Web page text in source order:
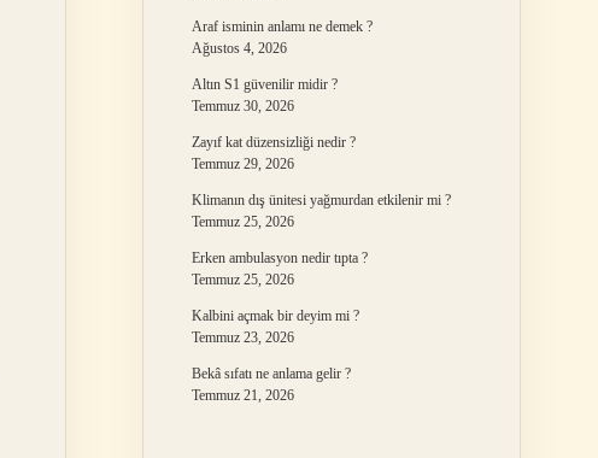
Araf isminin anlamı ne demek ?
Ağustos 4, 2026
Altın S1 güvenilir midir ?
Temmuz 30, 2026
Zayıf kat düzensizliği nedir ?
Temmuz 29, 2026
Klimanın dış ünitesi yağmurdan etkilenir mi ?
Temmuz 25, 2026
Erken ambulasyon nedir tıpta ?
Temmuz 25, 2026
Kalbini açmak bir deyim mi ?
Temmuz 23, 2026
Bekâ sıfatı ne anlama gelir ?
Temmuz 21, 2026